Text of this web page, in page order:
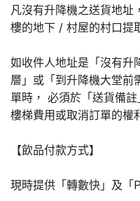
凡沒有升降機之送貨地址
樓的地下 / 村屋的村口提
如收件人地址是「沒有升
層」或「到升降機大堂前
單時， 必須於「送貨備
樓梯費用或取消訂單的權
【飲品付款方式】
現時提供「轉數快」及「